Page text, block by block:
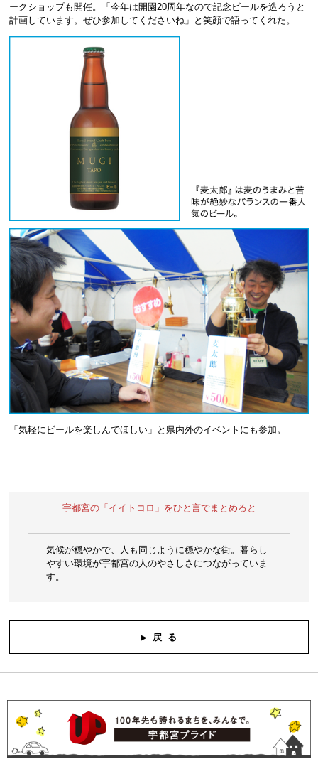
ークショップも開催。「今年は開園20周年なので記念ビールを造ろうと
計画しています。ぜひ参加してくださいね」と笑顔で語ってくれた。
「気軽にビールを楽しんでほしい」と県内外のイベントにも参加。
宇都宮の「イイトコロ」をひと言でまとめると
気候が穏やかで、人も同じように穏やかな街。暮らし
やすい環境が宇都宮の人のやさしさにつながっていま
す。
▶ 戻 る